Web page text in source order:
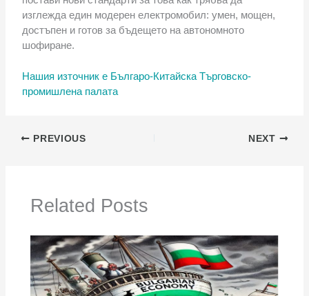
изглежда един модерен електромобил: умен, мощен,
достъпен и готов за бъдещето на автономното
шофиране.
Нашия източник е Българо-Китайска Търговско-
промишлена палaта
PREVIOUS NEXT
Related Posts